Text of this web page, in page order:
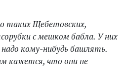
таких Щебетовских,
с мешком бабла. У них
кому-нибудь башлять.
кажется, что они не